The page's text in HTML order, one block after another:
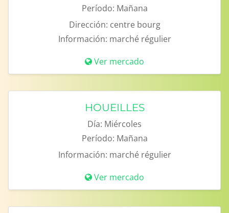
Período: Mañana
Dirección: centre bourg
Información: marché régulier
Ver mercado
HOUEILLES
Día: Miércoles
Período: Mañana
Información: marché régulier
Ver mercado